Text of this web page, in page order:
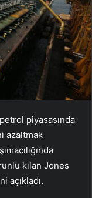
piyasasında
azaltmak
kılan Jones
açıkladı.